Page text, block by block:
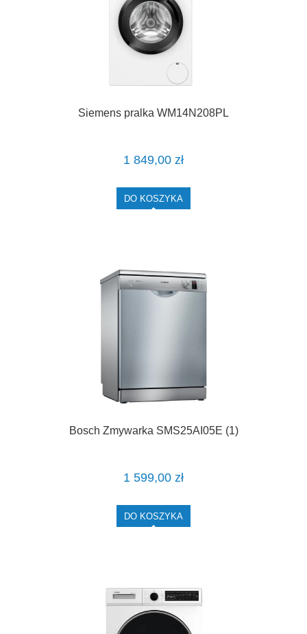
Siemens pralka WM14N208PL
1 849,00 zł
DO KOSZYKA
Bosch Zmywarka SMS25AI05E (1)
1 599,00 zł
DO KOSZYKA